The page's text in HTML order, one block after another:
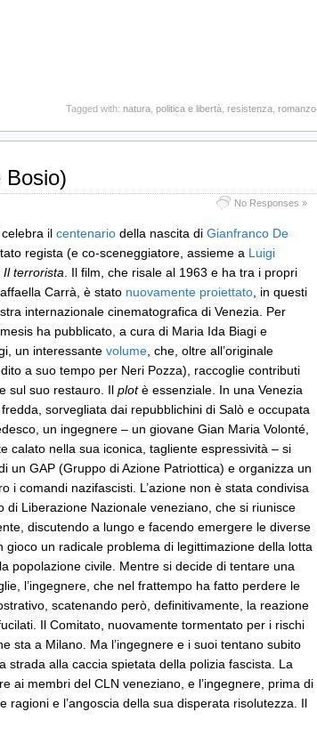
Tagged with: natura politica e libertà resistenza romanzo
Bosio)
No Responses »
celebra il centenariodella nascita di Gianfranco De
regista (e co-sceneggiatore, assieme a Luigi
Il terrorista . Il film, che risale al 1963 e ha tra i propri
Carrà, è stato nuovamente proiettato, in questi
internazionale cinematografica di Venezia. Per
ha pubblicato, a cura di Maria Ida Biagi e
un interessante volume, che, oltre all’originale
a suo tempo per Neri Pozza), raccoglie contributi
sul suo restauro. Il plotè essenziale. In una Venezia
sorvegliata dai repubblichini di Salò e occupata
un ingegnere – un giovane Gian Maria Volonté,
calato nella sua iconica, tagliente espressività – si
un GAP (Gruppo di Azione Patriottica) e organizza un
i comandi nazifascisti. L’azione non è stata condivisa
di Liberazione Nazionale veneziano, che si riunisce
discutendo a lungo e facendo emergere le diverse
un radicale problema di legittimazione della lotta
popolazione civile. Mentre si decide di tentare una
l’ingegnere, che nel frattempo ha fatto perdere le
scatenando però, definitivamente, la reazione
Il Comitato, nuovamente tormentato per i rischi
sta a Milano. Ma l’ingegnere e i suoi tentano subito
alla caccia spietata della polizia fascista. La
ai membri del CLN veneziano, e l’ingegnere, prima di
e l’angoscia della sua disperata risolutezza. Il